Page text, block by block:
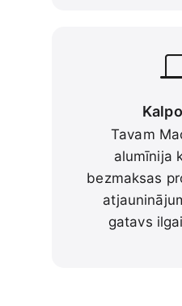
Tavam
alumīnija
bezmaksas
gatavs